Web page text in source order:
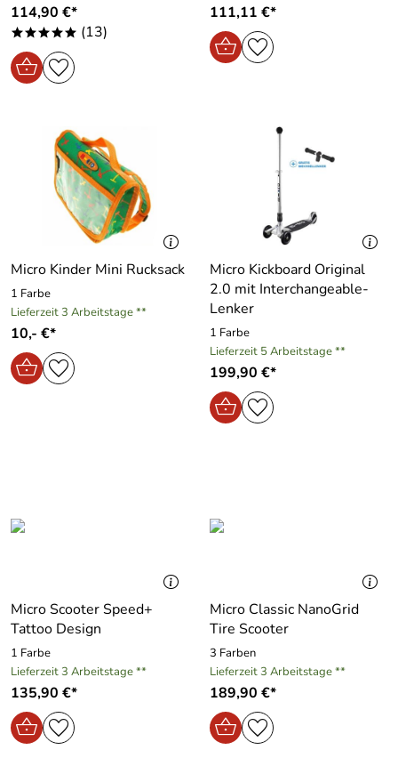
114,90 €*
***** (13)
111,11 €*
Micro Kinder Mini Rucksack
1 Farbe
Lieferzeit 3 Arbeitstage **
10,- €*
Micro Kickboard Original
2.0 mit Interchangeable-
Lenker
1 Farbe
Lieferzeit 5 Arbeitstage **
199,90 €*
Micro Scooter Speed+
Tattoo Design
1 Farbe
Lieferzeit 3 Arbeitstage **
135,90 €*
Micro Classic NanoGrid
Tire Scooter
3 Farben
Lieferzeit 3 Arbeitstage **
189,90 €*